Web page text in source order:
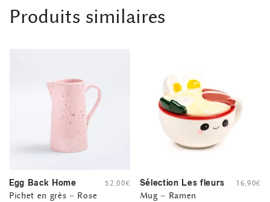
Produits similaires
Egg Back Home
Pichet en grès – Rose
52,00€ Sélection Les fleurs
Mug – Ramen
16,90€